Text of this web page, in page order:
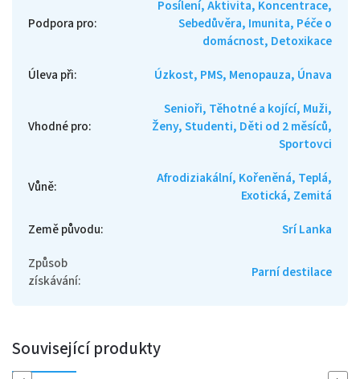
Podpora pro:
Posílení, Aktivita, Koncentrace,
Sebedůvěra, Imunita, Péče o
domácnost, Detoxikace
Úleva při: Úzkost, PMS, Menopauza, Únava
Vhodné pro:
Senioři, Těhotné a kojící, Muži,
Ženy, Studenti, Děti od 2 měsíců,
Sportovci
Vůně:
Afrodiziakální, Kořeněná, Teplá,
Exotická, Zemitá
Země původu:
Srí Lanka
Způsob
získávání: Parní destilace
Související produkty